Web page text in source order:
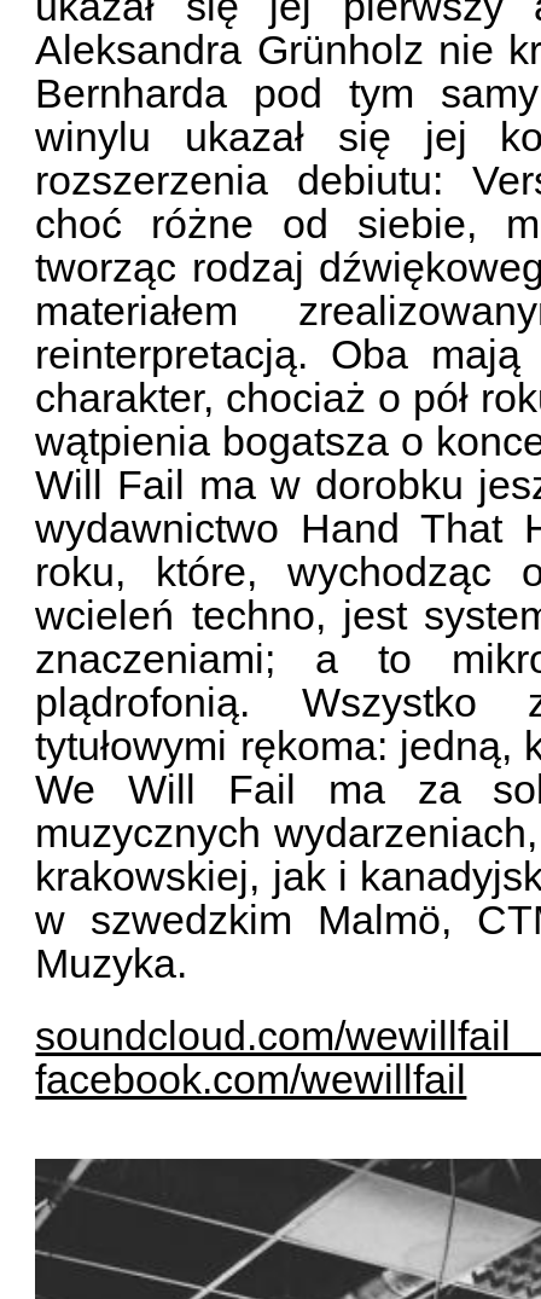
Aleksandra Grünholz nie
Bernharda pod tym
winylu ukazał się jej
rozszerzenia debiutu:
choć różne od siebie,
tworząc rodzaj
materiałem
reinterpretacją. Oba
charakter, chociaż o pół
wątpienia bogatsza o
Will Fail ma w dorobku
wydawnictwo Hand
roku, które, wychodząc
wcieleń techno, jest
znaczeniami; a to
plądrofonią.
tytułowymi rękoma: jedną,
We Will Fail ma za
muzycznych
krakowskiej, jak i
w szwedzkim Malmö,
Muzyka.
soundcloud.com/
facebook.com/wewillfail